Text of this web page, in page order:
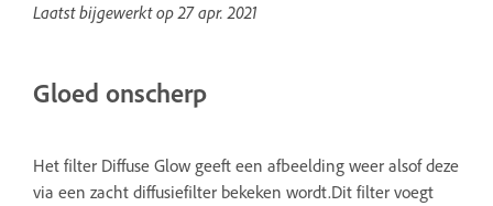
Laatst bijgewerkt op27 apr. 2021
Gloed onscherp
Het filter Diffuse Glow geeft een afbeelding weer alsof deze
via een zacht diffusiefilter bekeken wordt.Dit filter voegt